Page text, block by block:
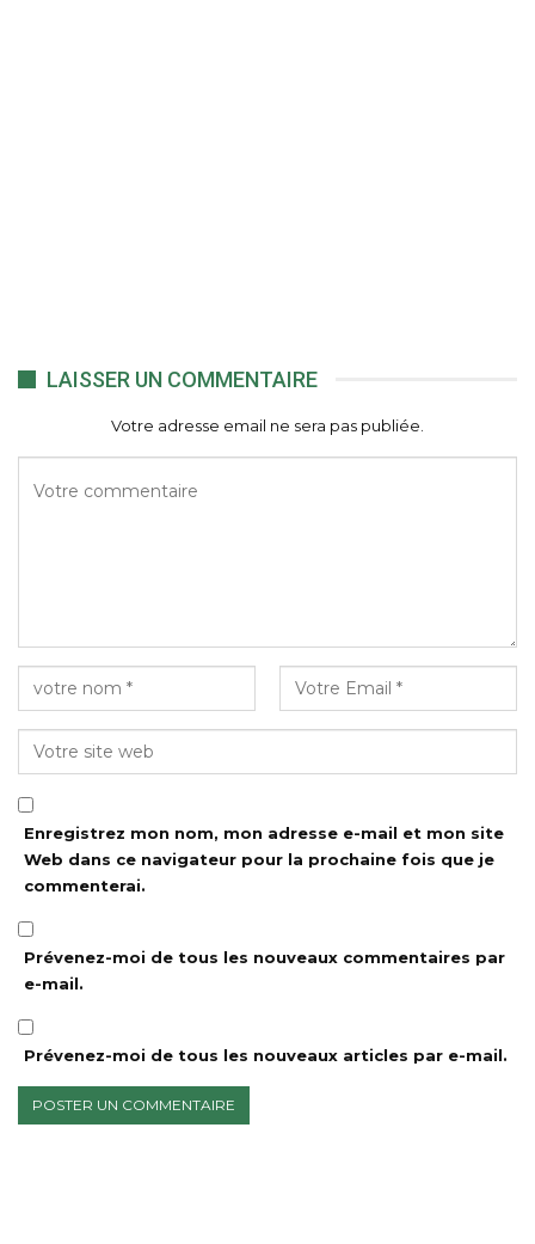
LAISSER UN COMMENTAIRE
Votre adresse email ne sera pas publiée.
Enregistrez mon nom, mon adresse e-mail et mon site
Web dans ce navigateur pour la prochaine fois que je
commenterai.
Prévenez-moi de tous les nouveaux commentaires par
e-mail.
Prévenez-moi de tous les nouveaux articles par e-mail.